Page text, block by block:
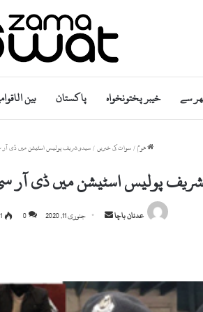
سے خیبر پختونخواہ پاکستان بین
ھوم/سوات کی خبریں/سیدو شریف پولیس اسٹیشن میں ڈی آر
پولیس اسٹیشن میں ڈی آر
عدنان باچا
a
n
جنوری 11, 2020 0